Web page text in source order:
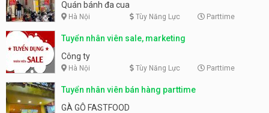
Quán bánh đa cua
Hà Nội Tùy Năng Lực Parttime
Tuyển nhân viên sale, marketing
Công ty
Hà Nội Tùy Năng Lực Parttime
Tuyển nhân viên bán hàng parttime
GÀ GÔ FASTFOOD